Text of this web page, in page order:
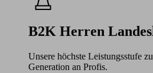
B2K Herren
Unsere höchste Leistungsstufe
Generation an Profis.